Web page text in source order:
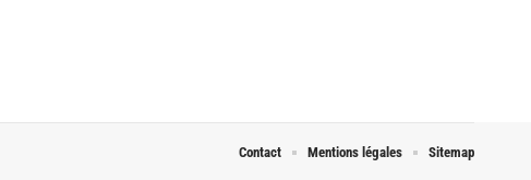
Contact Mentions légales Sitemap